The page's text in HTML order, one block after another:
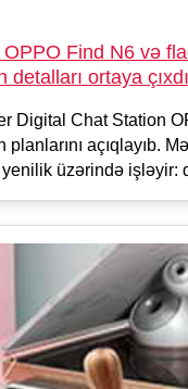
Find N6 və
detalları ortaya çıxdı
Digital Chat Station
açıqlayıb.
üzərində işləyir: